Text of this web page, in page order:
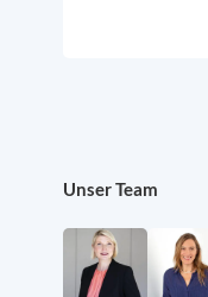
Unser Team